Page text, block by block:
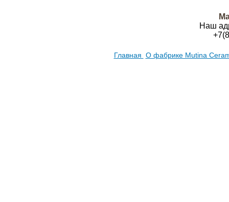
Наш
Главная О фабрике Mutina